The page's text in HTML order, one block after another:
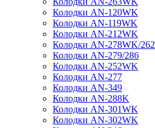
Колодки AN-120WK
Колодки AN-119WK
Колодки AN-212WK
Колодки AN-278WK/262
Колодки AN-279/286
Колодки AN-252WK
Колодки AN-277
Колодки AN-349
Колодки AN-288K
Колодки AN-301WK
Колодки AN-302WK